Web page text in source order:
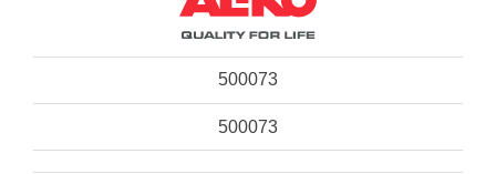
500073
500073